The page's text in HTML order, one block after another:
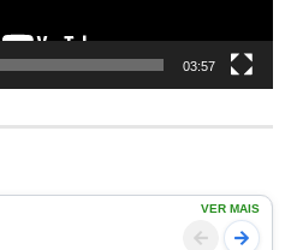
03:57
VER MAIS